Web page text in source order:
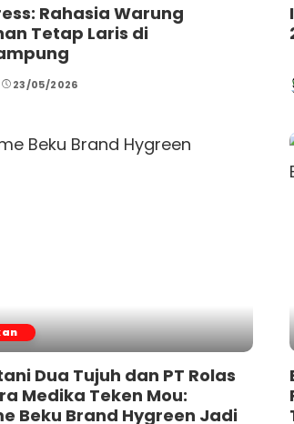
Rahasia Warung
Tetap Laris di
23/05/2026
Dua Tujuh dan PT Rolas
Medika Teken Mou:
Beku Brand Hygreen Jadi